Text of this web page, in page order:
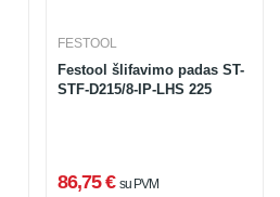
FESTOOL
Festool šlifavimo padas ST-
STF-D215/8-IP-LHS 225
86,75 € su PVM